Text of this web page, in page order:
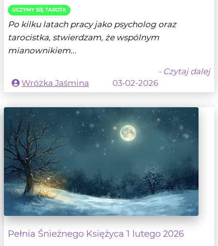
UCZYMY SIĘ TAROTA
Po kilku latach pracy jako psycholog oraz
tarocistka, stwierdzam, że wspólnym
mianownikiem...
- Czytaj dalej
Wróżka Jaśmina
03-02-2026
Pełnia Śnieżnego Księżyca 1 lutego 2026